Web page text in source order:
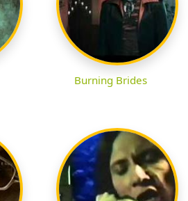
Burning Brides